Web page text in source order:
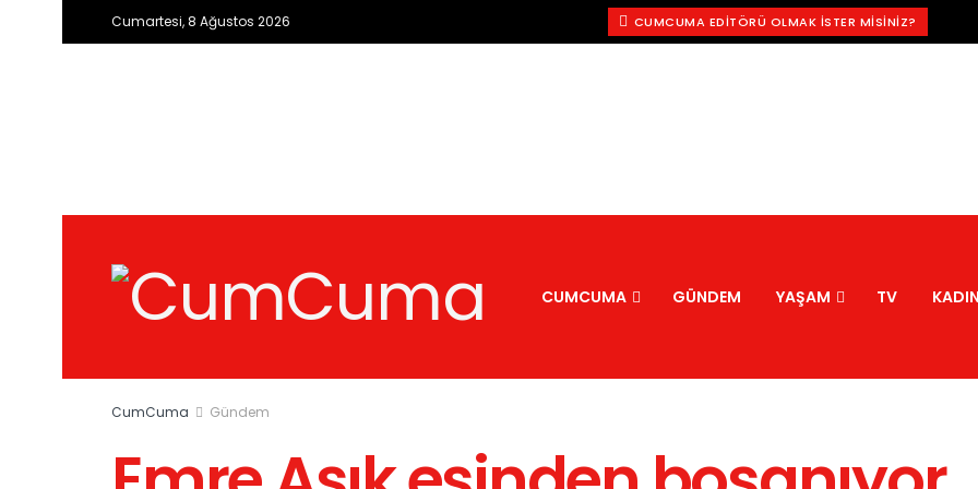
Cumartesi, 8 Ağustos 2026 CUMCUMA EDITÖRÜ OLMAK İSTER MISINIZ?
CUMCUMA GÜNDEM YAŞAM TV
CumCuma Gündem